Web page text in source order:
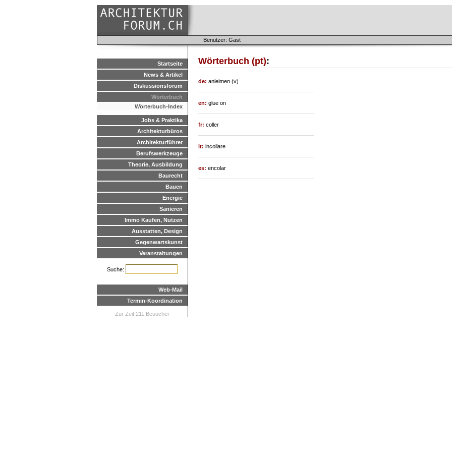
Benutzer: Gast
Startseite
News & Artikel
Diskussionsforum
Wörterbuch
Wörterbuch-Index
Jobs & Praktika
Architekturbüros
Architekturführer
Berufswerkzeuge
Theorie, Ausbildung
Baurecht
Bauen
Energie
Sanieren
Immo Kaufen, Nutzen
Ausstatten, Design
Gegenwartskunst
Veranstaltungen
Suche:
Web-Mail
Termin-Koordination
Zur Zeit 211 Besucher
Wörterbuch (pt):
de: anleimen (v)
en: glue on
fr: coller
it: incollare
es: encolar